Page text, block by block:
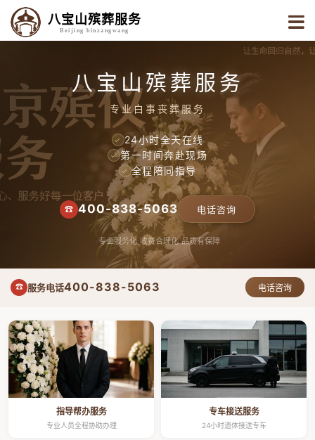
八宝山殡葬服务
Beijing binzangwang
八宝山殡葬服务
专业白事丧葬服务
✓ 24小时全天在线
✓ 第一时间奔赴现场
✓ 全程陪同指导
☎ 400-838-5063 电话咨询
专业服务化 收费合理化 品质有保障
☎ 服务电话400-838-5063 电话咨询
指导帮办服务
专业人员全程协助办理
专车接送服务
24小时遗体接送专车